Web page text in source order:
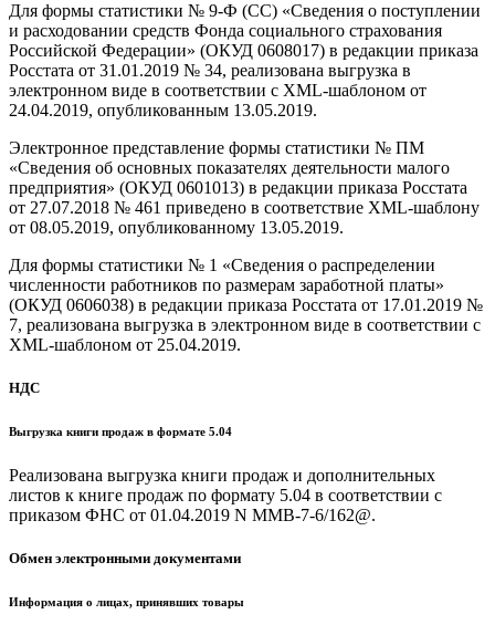
Для формы статистики № 9-Ф (CC) «Сведения о поступлении
и расходовании средств Фонда социального страхования
Российской Федерации» (ОКУД 0608017) в редакции приказа
Росстата от 31.01.2019 № 34, реализована выгрузка в
электронном виде в соответствии с XML-шаблоном от
24.04.2019, опубликованным 13.05.2019.
Электронное представление формы статистики № ПМ
«Сведения об основных показателях деятельности малого
предприятия» (ОКУД 0601013) в редакции приказа Росстата
от 27.07.2018 № 461 приведено в соответствие XML-шаблону
от 08.05.2019, опубликованному 13.05.2019.
Для формы статистики № 1 «Сведения о распределении
численности работников по размерам заработной платы»
(ОКУД 0606038) в редакции приказа Росстата от 17.01.2019 №
7, реализована выгрузка в электронном виде в соответствии с
XML-шаблоном от 25.04.2019.
НДС
Выгрузка книги продаж в формате 5.04
Реализована выгрузка книги продаж и дополнительных
листов к книге продаж по формату 5.04 в соответствии с
приказом ФНС от 01.04.2019 N ММВ-7-6/162@.
Обмен электронными документами
Информация о лицах, принявших товары